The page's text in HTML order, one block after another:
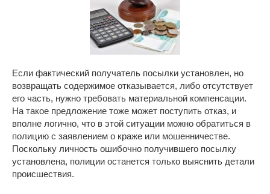
Если фактический получатель посылки установлен, но
возвращать содержимое отказывается, либо отсутствует
его часть, нужно требовать материальной компенсации.
На такое предложение тоже может поступить отказ, и
вполне логично, что в этой ситуации можно обратиться в
полицию с заявлением о краже или мошенничестве.
Поскольку личность ошибочно получившего посылку
установлена, полиции останется только выяснить детали
происшествия.